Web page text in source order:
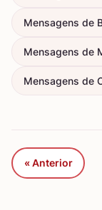
Mensagens de
Mensagens de
Mensagens de
« Anterior